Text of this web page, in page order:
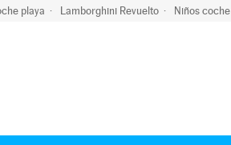
playa Lamborghini Revuelto Niños coche